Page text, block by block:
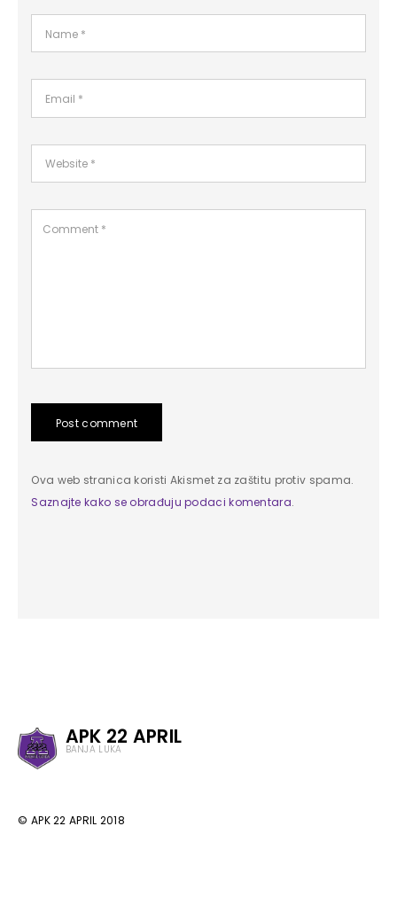
Post comment
Ova web stranica koristi Akismet za zaštitu protiv spama.
Saznajte kako se obrađuju podaci komentara.
APK 22 APRIL
BANJA LUKA
© APK 22 APRIL 2018